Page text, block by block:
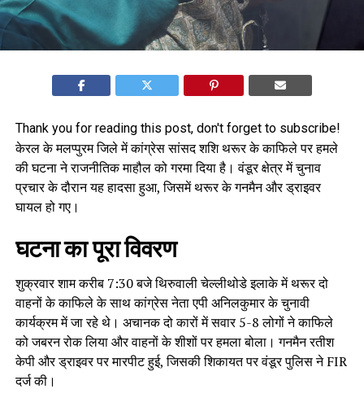
Thank you for reading this post, don't forget to subscribe!
केरल के मलप्पुरम जिले में कांग्रेस सांसद शशि थरूर के काफिले पर हमले
की घटना ने राजनीतिक माहौल को गरमा दिया है। वंडूर क्षेत्र में चुनाव
प्रचार के दौरान यह हादसा हुआ, जिसमें थरूर के गनमैन और ड्राइवर
घायल हो गए।
घटना का पूरा विवरण
शुक्रवार शाम करीब 7:30 बजे थिरुवाली चेल्लीथोडे इलाके में थरूर दो
वाहनों के काफिले के साथ कांग्रेस नेता एपी अनिलकुमार के चुनावी
कार्यक्रम में जा रहे थे। अचानक दो कारों में सवार 5-8 लोगों ने काफिले
को जबरन रोक लिया और वाहनों के शीशों पर हमला बोला। गनमैन रतीश
केपी और ड्राइवर पर मारपीट हुई, जिसकी शिकायत पर वंडूर पुलिस ने FIR
दर्ज की।